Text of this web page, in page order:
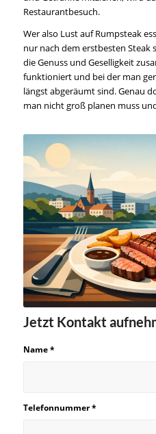
Restaurantbesuch.
Wer also Lust auf Rumpsteak
nur nach dem erstbesten Steak
die Genuss und Geselligkeit
funktioniert und bei der man
längst abgeräumt sind. Genau
man nicht groß planen muss
Jetzt Kontakt
Name*
Telefonnummer*